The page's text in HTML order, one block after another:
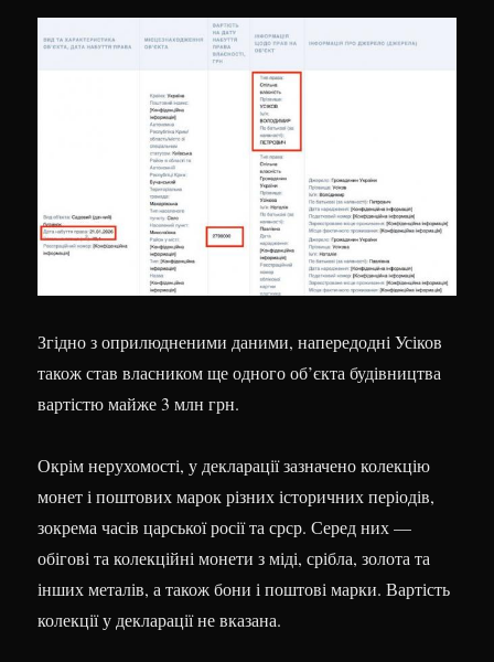
Згідно з оприлюдненими даними, напередодні Усіков
також став власником ще одного об’єкта будівництва
вартістю майже 3 млн грн.
Окрім нерухомості, у декларації зазначено колекцію
монет і поштових марок різних історичних періодів,
зокрема часів царської росії та срср. Серед них —
обігові та колекційні монети з міді, срібла, золота та
інших металів, а також бони і поштові марки. Вартість
колекції у декларації не вказана.